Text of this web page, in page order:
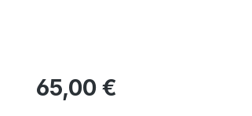
65,00 €